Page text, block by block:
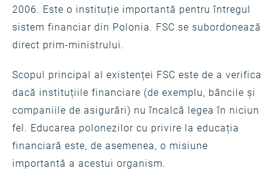
2006. Este o instituție importantă pentru întregul
sistem financiar din Polonia. FSC se subordonează
direct prim-ministrului.
Scopul principal al existenței FSC este de a verifica
dacă instituțiile financiare (de exemplu, băncile și
companiile de asigurări) nu încalcă legea în niciun
fel. Educarea polonezilor cu privire la educația
financiară este, de asemenea, o misiune
importantă a acestui organism.